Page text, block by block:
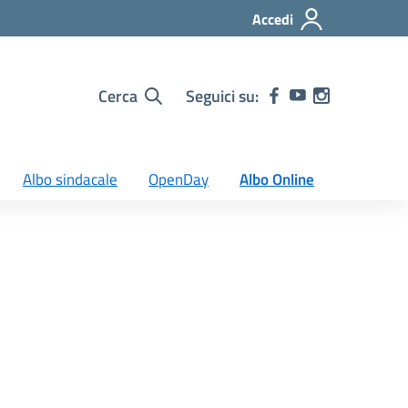
Accedi
Cerca Seguici su:
Albo sindacale OpenDay Albo Online